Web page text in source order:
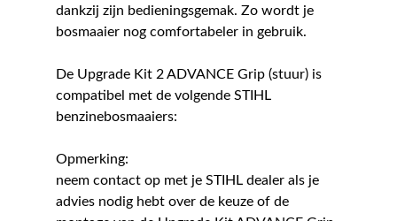
dankzij zijn bedieningsgemak. Zo wordt je
bosmaaier nog comfortabeler in gebruik.
De Upgrade Kit 2 ADVANCE Grip (stuur) is
compatibel met de volgende STIHL
benzinebosmaaiers:
Opmerking:
neem contact op met je STIHL dealer als je
advies nodig hebt over de keuze of de